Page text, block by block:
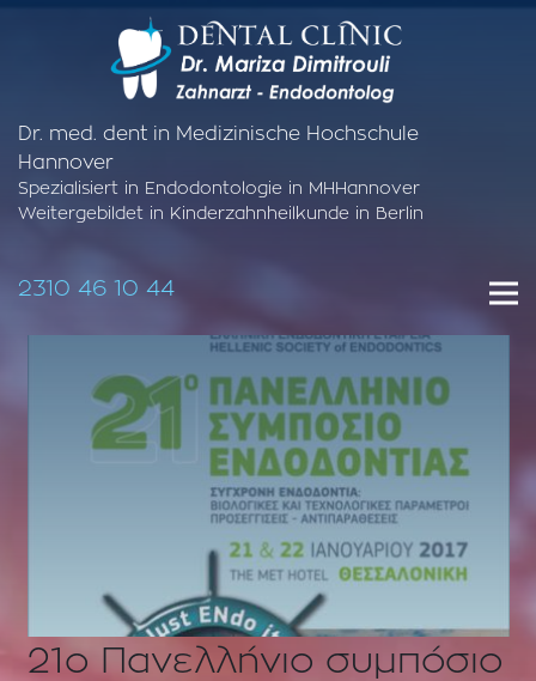
Dr. med. dent in Medizinische Hochschule
Hannover
Spezialisiert in Endodontologie in MHHannover
Weitergebildet in Kinderzahnheilkunde in Berlin
2310 46 10 44
21ο Πανελλήνιο συμπόσιο